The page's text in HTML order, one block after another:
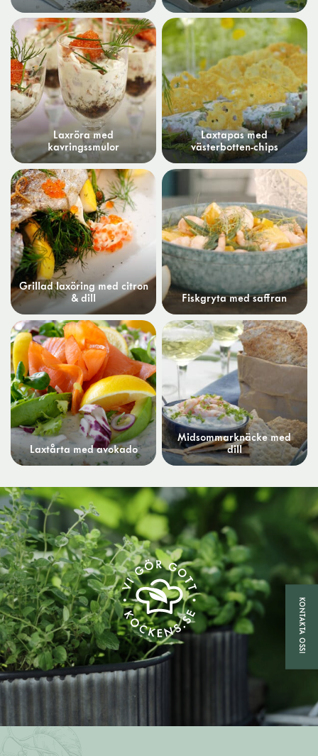
Laxröra med
kavringssmulor
Laxtapas med
västerbotten-chips
Grillad laxöring med citron
& dill
Fiskgryta med saffran
Laxtårta med avokado
Midsommarknäcke med
dill
KONTAKTA OSS!